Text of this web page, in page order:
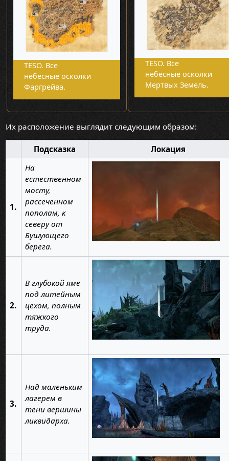
TESO. Все
небесные осколки
Фаргрейва.
TESO. Все
небесные осколки
Мертвых Земель.
Их расположение выглядит следующим образом:
Подсказка Локация
1.
На
естественном
мосту,
рассеченном
пополам, к
северу от
Бушующего
берега.
2.
В глубокой яме
под литейным
цехом, полным
тяжкого
труда.
3.
Над маленьким
лагерем в
тени вершины
ликвидарха.